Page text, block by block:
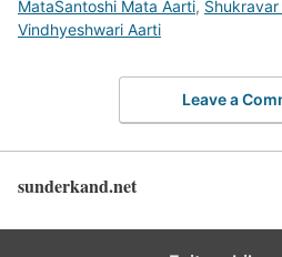
MataSantoshi Mata Aarti,
Vindhyeshwari Aarti
Leave a
sunderkand.net